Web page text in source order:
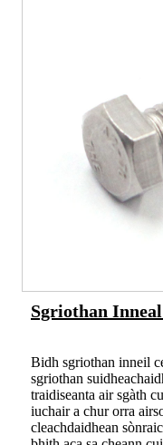
Sgriothan
Bidh sgriothan inneil
sgriothan
traidiseanta air sgàth
iuchair a chur orra
cleachdaidhean